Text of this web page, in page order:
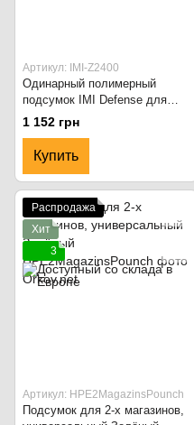
Артикул: IMI-Z2400
Одинарный полимерный
подсумок IMI Defense для
магазина M16/M4 с
вращением. Чёрный
1 152 грн
Купить
Распродажа
Хит
3
Артикул: HPE2MagazinsPounch
Подсумок для 2-х магазинов,